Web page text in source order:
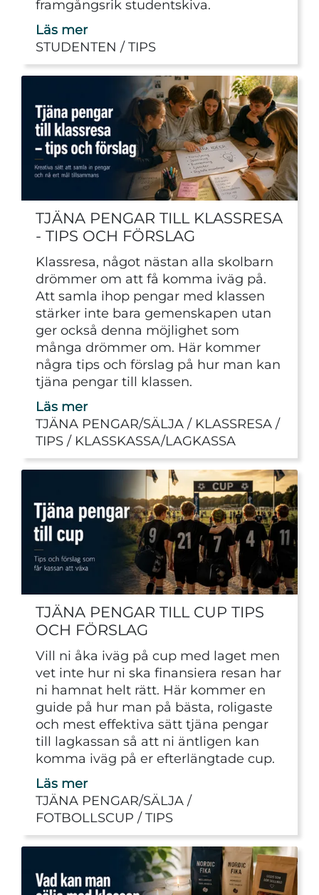
framgångsrik studentskiva.
Läs mer
STUDENTEN
TIPS
TJÄNA PENGAR TILL KLASSRESA
- TIPS OCH FÖRSLAG
Klassresa, något nästan alla skolbarn
drömmer om att få komma iväg på.
Att samla ihop pengar med klassen
stärker inte bara gemenskapen utan
ger också denna möjlighet som
många drömmer om. Här kommer
några tips och förslag på hur man kan
tjäna pengar till klassen.
Läs mer
TJÄNA PENGAR/SÄLJA
KLASSRESA
TIPS
KLASSKASSA/LAGKASSA
TJÄNA PENGAR TILL CUP TIPS
OCH FÖRSLAG
Vill ni åka iväg på cup med laget men
vet inte hur ni ska finansiera resan har
ni hamnat helt rätt. Här kommer en
guide på hur man på bästa, roligaste
och mest effektiva sätt tjäna pengar
till lagkassan så att ni äntligen kan
komma iväg på er efterlängtade cup.
Läs mer
TJÄNA PENGAR/SÄLJA
FOTBOLLSCUP
TIPS